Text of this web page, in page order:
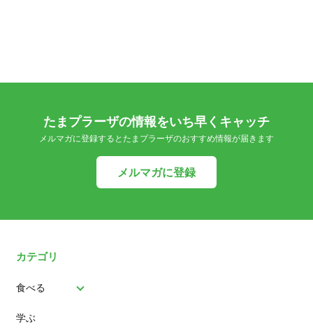
たまプラーザの情報をいち早くキャッチ
メルマガに登録するとたまプラーザのおすすめ情報が届きます
メルマガに登録
カテゴリ
食べる
パン
学ぶ